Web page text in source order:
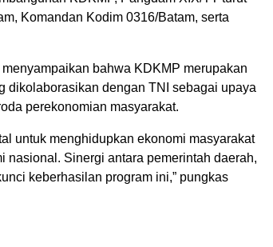
Komandan Kodim 0316/Batam, serta
bahwa KDKMP merupakan
dikolaborasikan dengan TNI sebagai upaya
perekonomian masyarakat.
untuk menghidupkan ekonomi masyarakat
nasional. Sinergi antara pemerintah daerah,
keberhasilan program ini,” pungkas